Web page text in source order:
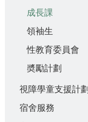
成長課
領袖生
性教育委員會
奬勵計劃
視障學童支援計劃
宿舍服務